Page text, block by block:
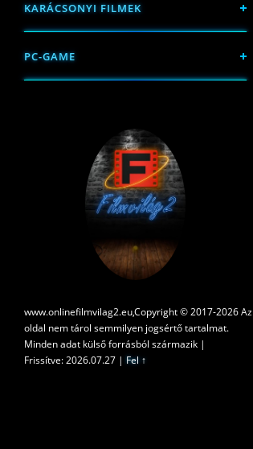
KARÁCSONYI FILMEK
PC-GAME
www.onlinefilmvilag2.eu,Copyright © 2017-2026 Az
oldal nem tárol semmilyen jogsértő tartalmat.
Minden adat külső forrásból származik |
Frissítve: 2026.07.27 | Fel ↑